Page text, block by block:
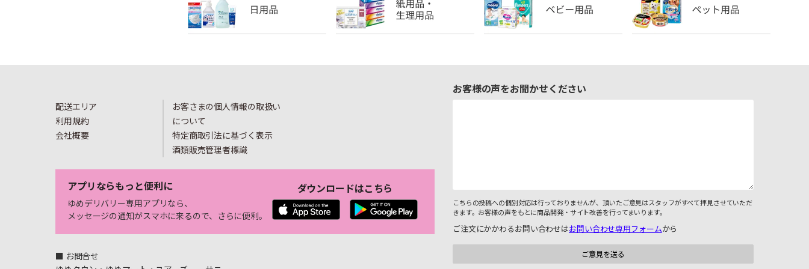
配送エリア
利用規約
会社概要
お客さまの個人情報の取扱い
について
特定商取引法に基づく表示
酒類販売管理者標識
アプリならもっと便利に
ゆめデリバリー専用アプリなら、
メッセージの通知がスマホに来るので、さらに便利。
ダウンロードはこちら
■ お問合せ
お客様の声をお聞かせください
こちらの投稿への個別対応は行っておりませんが、頂いたご意見はスタッフがすべて拝見させていただ
きます。お客様の声をもとに商品開発・サイト改善を行ってまいります。
ご注文にかかわるお問い合わせはお問い合わせ専用フォームから